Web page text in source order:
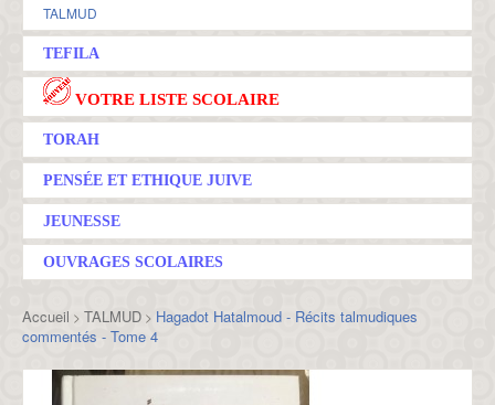
TALMUD
TEFILA
VOTRE LISTE SCOLAIRE
TORAH
PENSÉE ET ETHIQUE JUIVE
JEUNESSE
OUVRAGES SCOLAIRES
Accueil > TALMUD > Hagadot Hatalmoud - Récits talmudiques
commentés - Tome 4